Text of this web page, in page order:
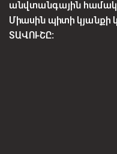
անվտանգային
Միասին պիտի կյանքի
ՏԱՎՈՒՇԸ: